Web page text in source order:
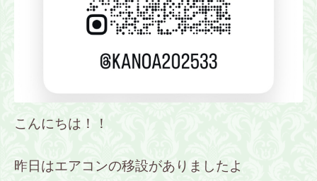
こんにちは！！
昨日はエアコンの移設がありましたよ